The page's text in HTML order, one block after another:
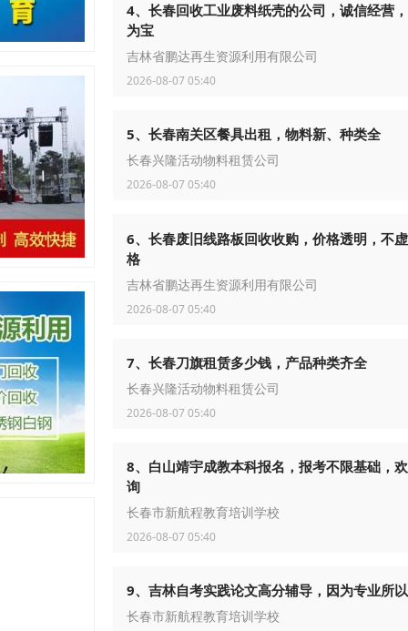
4、长春回收工业废料纸壳的公司，诚信经营
为宝
吉林省鹏达再生资源利用有限公司
2026-08-07 05:40
5、长春南关区餐具出租，物料新、种类全
长春兴隆活动物料租赁公司
2026-08-07 05:40
6、长春废旧线路板回收收购，价格透明，不
格
吉林省鹏达再生资源利用有限公司
2026-08-07 05:40
7、长春刀旗租赁多少钱，产品种类齐全
长春兴隆活动物料租赁公司
2026-08-07 05:40
8、白山靖宇成教本科报名，报考不限基础，
询
长春市新航程教育培训学校
2026-08-07 05:40
9、吉林自考实践论文高分辅导，因为专业所
长春市新航程教育培训学校